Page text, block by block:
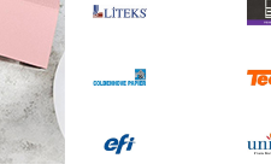
ВИЖ ДЕТАЙЛИ